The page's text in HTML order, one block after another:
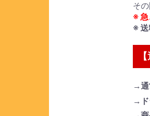
そ
※ 急
※ 送
→通
→ド